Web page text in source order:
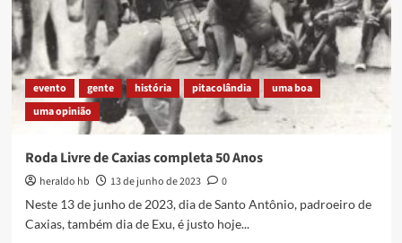
evento gente história pitacolândia
uma boa
uma opinião
Roda Livre de Caxias completa 50 Anos
heraldo hb 13 de junho de 2023
0
Neste 13 de junho de 2023, dia de Santo Antônio, padroeiro de
Caxias, também dia de Exu, é justo hoje...